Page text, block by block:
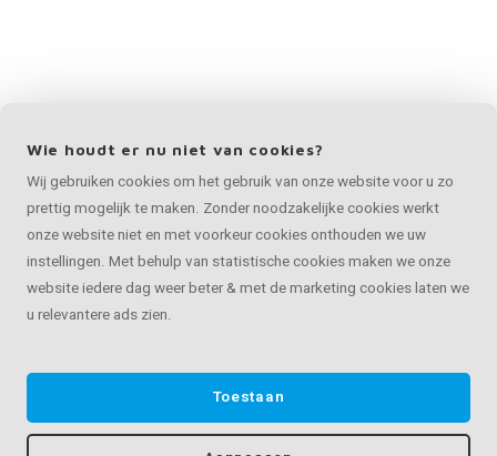
Wie houdt er nu niet van cookies?
Wij gebruiken cookies om het gebruik van onze website voor u zo
prettig mogelijk te maken. Zonder noodzakelijke cookies werkt
onze website niet en met voorkeur cookies onthouden we uw
instellingen. Met behulp van statistische cookies maken we onze
website iedere dag weer beter & met de marketing cookies laten we
u relevantere ads zien.
Toestaan